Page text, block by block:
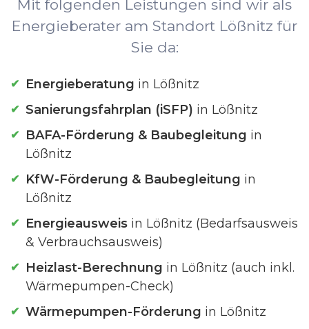
Mit folgenden Leistungen sind wir als
Energieberater am Standort Lößnitz für
Sie da:
Energieberatung in Lößnitz
Sanierungsfahrplan (iSFP) in Lößnitz
BAFA-Förderung & Baubegleitung in
Lößnitz
KfW-Förderung & Baubegleitung in
Lößnitz
Energieausweis in Lößnitz (Bedarfsausweis
& Verbrauchsausweis)
Heizlast-Berechnung in Lößnitz (auch inkl.
Wärmepumpen-Check)
Wärmepumpen-Förderung in Lößnitz